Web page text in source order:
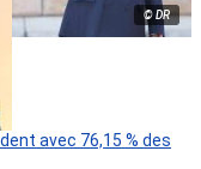
© DR
avec 76,15 % des